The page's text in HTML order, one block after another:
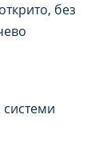
без